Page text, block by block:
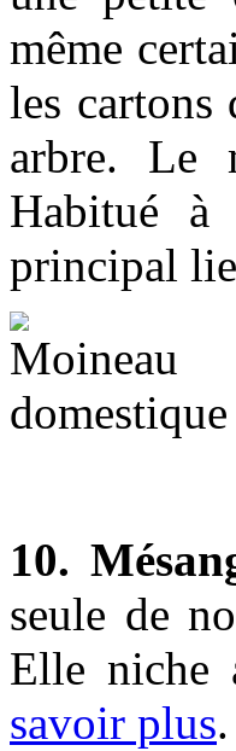
même
les cartons
arbre. Le
Habitué
principal
10.
seule de
Elle niche
savoir plus.